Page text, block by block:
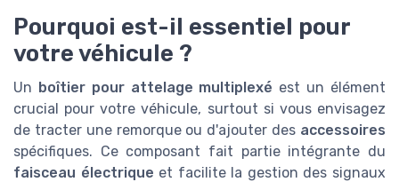
Pourquoi est-il essentiel pour
votre véhicule ?
Un boîtier pour attelage multiplexé est un élément
crucial pour votre véhicule, surtout si vous envisagez
de tracter une remorque ou d'ajouter des accessoires
spécifiques. Ce composant fait partie intégrante du
faisceau électrique et facilite la gestion des signaux